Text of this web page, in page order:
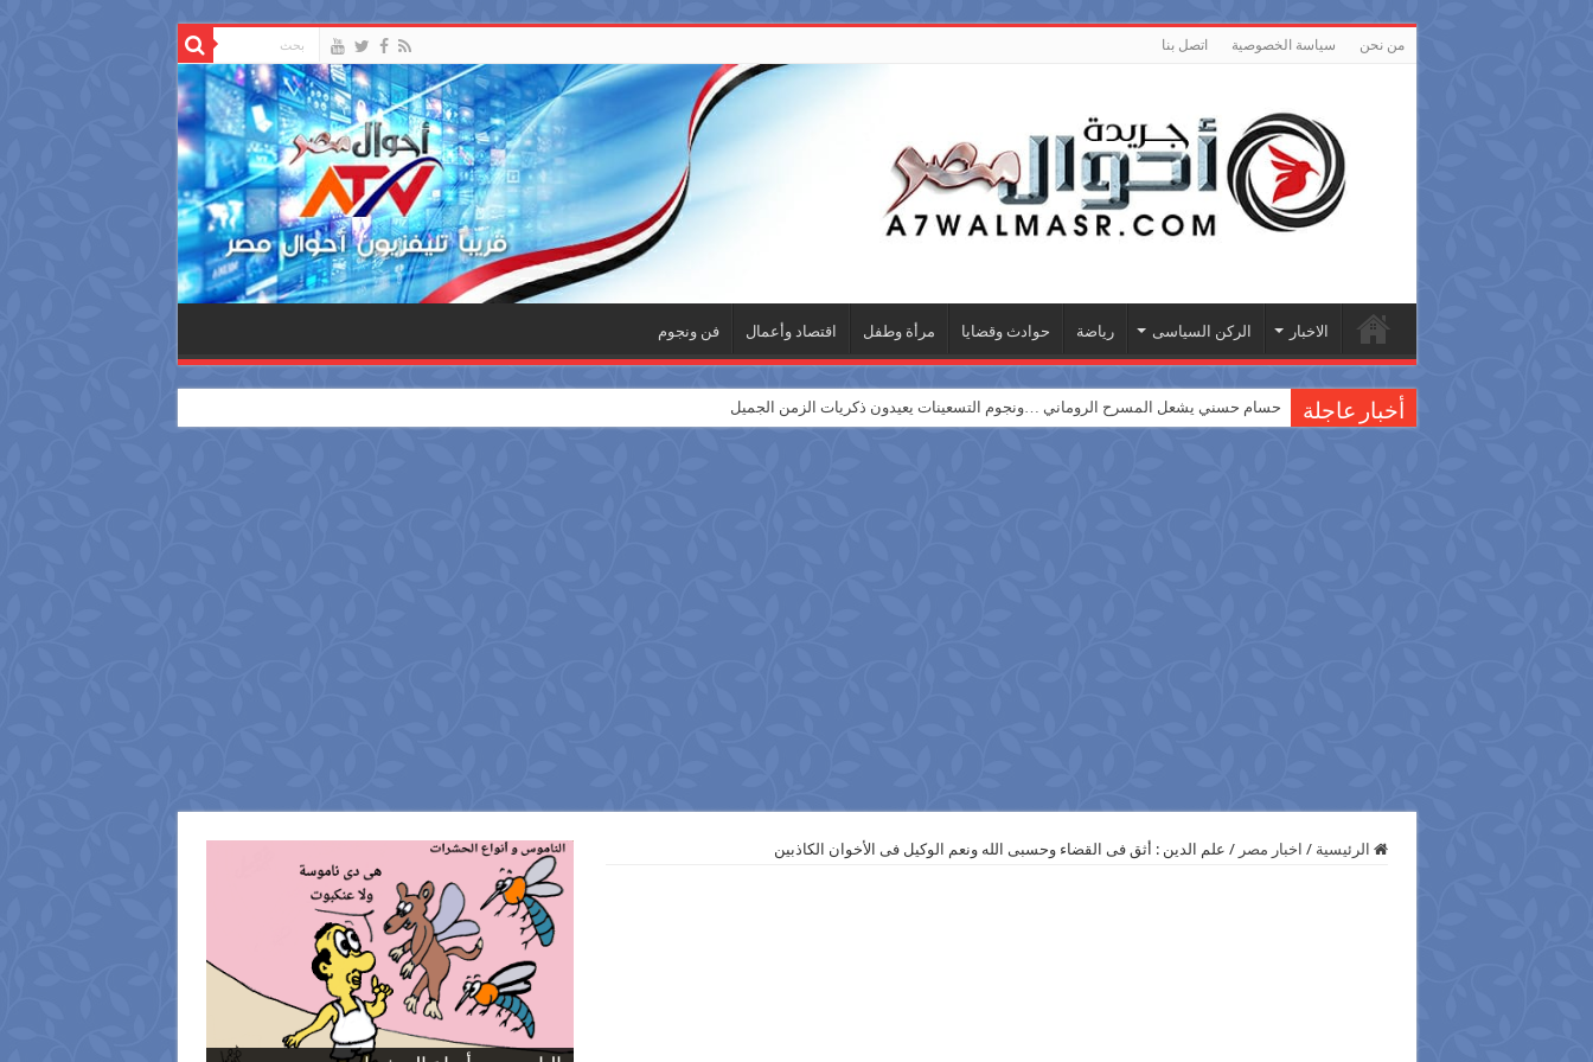
من نحن سياسة الخصوصية اتصل بنا
الاخبار الركن السياسى رياضة حوادث وقضايا مرأة وطفل اقتصاد وأعمال فن ونجوم
أخبار عاجلة حسام حسني يشعل المسرح الروماني …ونجوم التسعينات يعيدون ذكريات الزمن الجميل
الرئيسية / اخبار مصر / علم الدين : أثق فى القضاء وحسبى الله ونعم الوكيل فى الأخوان الكاذبين